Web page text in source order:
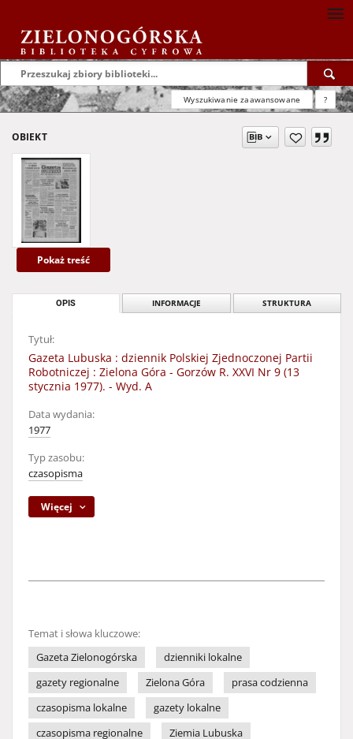
Wyszukiwanie zaawansowane ?
OBIEKT
Pokaż treść
OPIS INFORMACJE STRUKTURA
Tytuł:
Gazeta Lubuska : dziennik Polskiej Zjednoczonej Partii
Robotniczej : Zielona Góra - Gorzów R. XXVI Nr 9 (13
stycznia 1977). - Wyd. A
Data wydania:
1977
Typ zasobu:
czasopisma
Więcej
Temat i słowa kluczowe:
Gazeta Zielonogórska
dzienniki lokalne
gazety regionalne
Zielona Góra
prasa codzienna
czasopisma lokalne
gazety lokalne
czasopisma regionalne
Ziemia Lubuska